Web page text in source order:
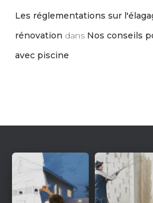
Les réglementations sur
rénovation dans Nos conseils
avec piscine